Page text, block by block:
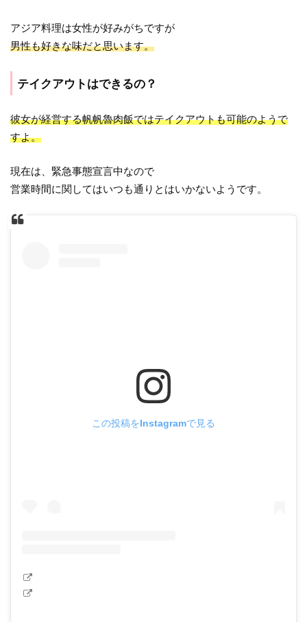
アジア料理は女性が好みがちですが
男性も好きな味だと思います。
テイクアウトはできるの？
彼女が経営する帆帆魯肉飯ではテイクアウトも可能のようで
すよ。
現在は、緊急事態宣言中なので
営業時間に関してはいつも通りとはいかないようです。
この投稿をInstagramで見る